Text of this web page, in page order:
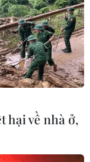
hại về nhà ở,